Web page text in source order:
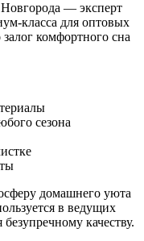
— эксперт
класса для оптовых
комфортного сна
сезона
домашнего уюта
в ведущих
качеству.